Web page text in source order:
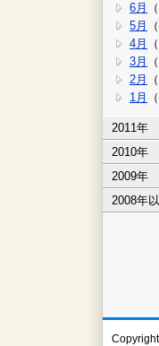
6月
5月
4月
3月
2月
1月
2011年
2010年
2009年
2008年